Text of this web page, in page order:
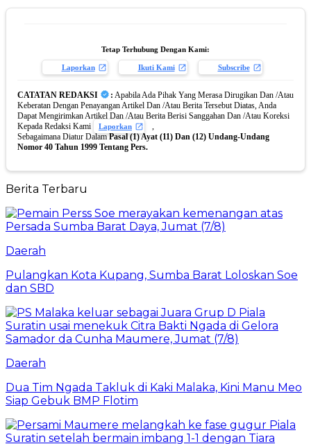
Tetap Terhubung Dengan Kami:
Laporkan Ikuti Kami Subscribe
CATATAN REDAKSI : Apabila Ada Pihak Yang Merasa Dirugikan Dan /Atau
Keberatan Dengan Penayangan Artikel Dan /Atau Berita Tersebut Diatas, Anda
Dapat Mengirimkan Artikel Dan /Atau Berita Berisi Sanggahan Dan /Atau Koreksi
Kepada Redaksi Kami
Laporkan
,
Sebagaimana Diatur DalamPasal (1) Ayat (11) Dan (12) Undang-Undang
Nomor 40 Tahun 1999 Tentang Pers.
Berita Terbaru
Daerah
Pulangkan Kota Kupang, Sumba Barat Loloskan Soe
dan SBD
Daerah
Dua Tim Ngada Takluk di Kaki Malaka, Kini Manu Meo
Siap Gebuk BMP Flotim